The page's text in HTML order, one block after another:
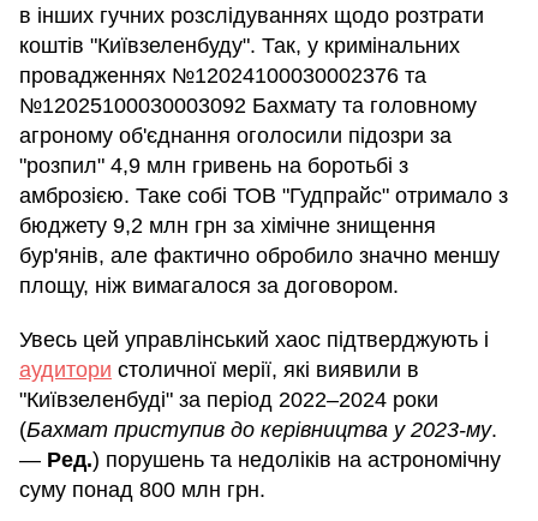
в інших гучних розслідуваннях щодо розтрати
коштів "Київзеленбуду". Так, у кримінальних
провадженнях №12024100030002376 та
№12025100030003092 Бахмату та головному
агроному об'єднання оголосили підозри за
"розпил" 4,9 млн гривень на боротьбі з
амброзією. Таке собі ТОВ "Гудпрайс" отримало з
бюджету 9,2 млн грн за хімічне знищення
бур'янів, але фактично обробило значно меншу
площу, ніж вимагалося за договором.
Увесь цей управлінський хаос підтверджують і
аудитори столичної мерії, які виявили в
"Київзеленбуді" за період 2022–2024 роки
(Бахмат приступив до керівництва у 2023-му.
— Ред.) порушень та недоліків на астрономічну
суму понад 800 млн грн.